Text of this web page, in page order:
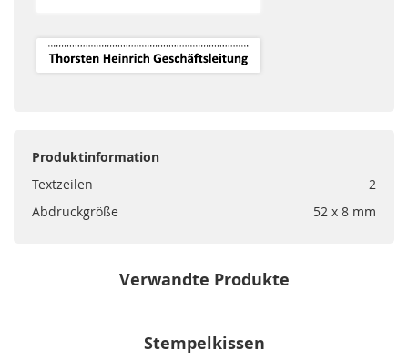
Produktinformation
Textzeilen
2
Abdruckgröße
52 x 8 mm
Verwandte Produkte
Stempelkissen